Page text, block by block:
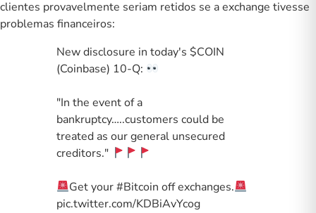
clientes provavelmente seriam retidos se a exchange tivesse
problemas financeiros:
New disclosure in today's $COIN
(Coinbase) 10-Q:
"In the event of a
bankruptcy…..customers could be
treated as our general unsecured
creditors."
Get your#Bitcoin off exchanges.
pic.twitter.com/KDBiAvYcog